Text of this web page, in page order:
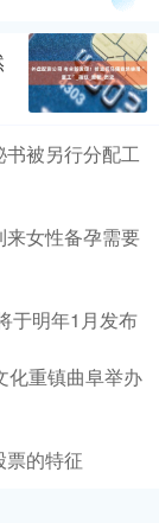
被另行分配工
来女性备孕需要
于明年1月发布
化重镇曲阜举办
票的特征